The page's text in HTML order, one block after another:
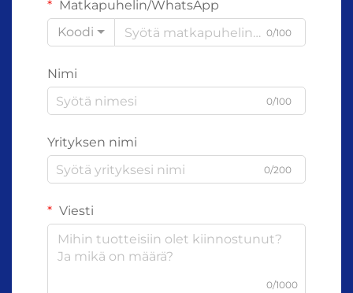
Matkapuhelin/WhatsApp
Koodi
0/100
Nimi
0/100
Yrityksen nimi
0/200
Viesti
0/1000